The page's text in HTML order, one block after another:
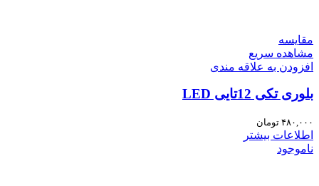
مقایسه
مشاهده سریع
افزودن به علاقه مندی
بلوری تکی 12تایی LED
۴۸۰,۰۰۰ تومان
اطلاعات بیشتر
ناموجود